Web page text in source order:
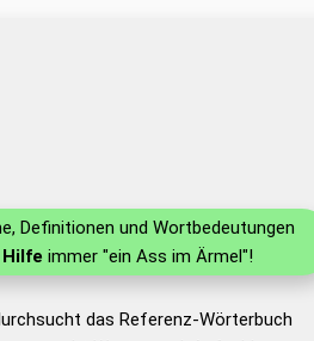
Definitionen und Wortbedeutungen
immer "ein Ass im Ärmel"!
das Referenz-Wörterbuch